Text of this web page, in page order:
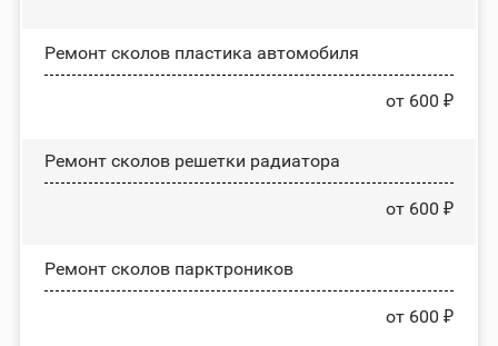
Ремонт сколов пластика автомобиля
от 600 ₽
Ремонт сколов решетки радиатора
от 600 ₽
Ремонт сколов парктроников
от 600 ₽